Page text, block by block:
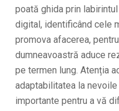
poată ghida prin
digital, identificând cele
promova afacerea,
dumneavoastră aduce
pe termen lung. Atenția
adaptabilitatea la
importante pentru a vă